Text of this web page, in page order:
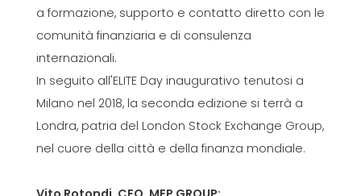
a formazione, supporto e contatto diretto con le
comunità finanziaria e di consulenza
internazionali.
In seguito all'ELITE Day inaugurativo tenutosi a
Milano nel 2018, la seconda edizione si terrà a
Londra, patria del London Stock Exchange Group,
nel cuore della città e della finanza mondiale.